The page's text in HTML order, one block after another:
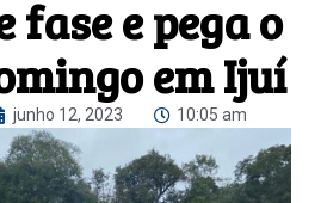
fase e pega o
em Ijuí
junho 12, 2023 10:05 am